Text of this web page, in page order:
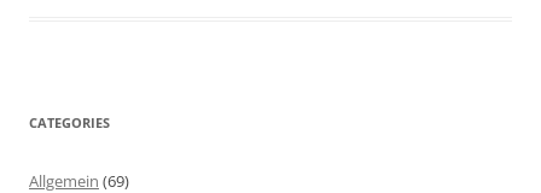
CATEGORIES
Allgemein (69)